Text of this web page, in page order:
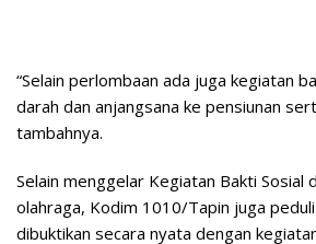
“Selain perlombaan ada juga kegiatan
darah dan anjangsana ke pensiunan
tambahnya.
Selain menggelar Kegiatan Bakti Sosial
olahraga, Kodim 1010/Tapin juga
dibuktikan secara nyata dengan